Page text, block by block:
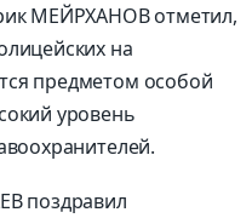
МЕЙРХАНОВ отметил,
на
предметом особой
уровень
поздравил